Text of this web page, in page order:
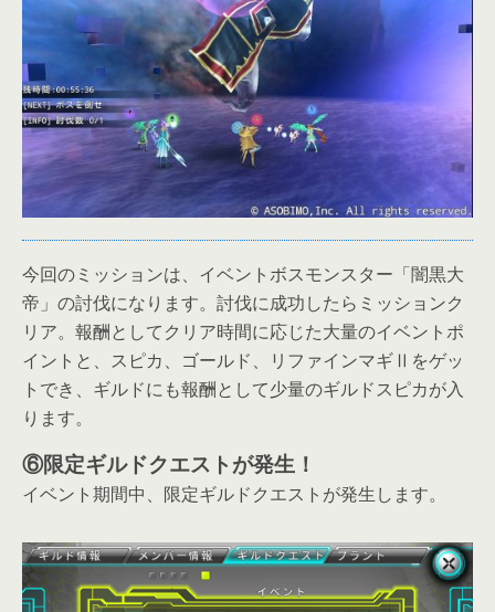
今回のミッションは、イベントボスモンスター「闇黒大
帝」の討伐になります。討伐に成功したらミッションク
リア。報酬としてクリア時間に応じた大量のイベントポ
イントと、スピカ、ゴールド、リファインマギⅡをゲッ
トでき、ギルドにも報酬として少量のギルドスピカが入
ります。
⑥限定ギルドクエストが発生！
イベント期間中、限定ギルドクエストが発生します。